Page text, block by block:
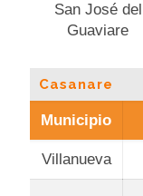
San José del
Guaviare
Casanare
Municipio
Villanueva